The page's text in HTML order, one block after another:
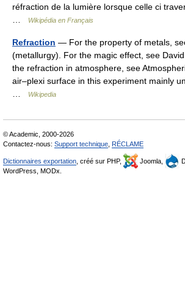
réfraction de la lumière lorsque celle ci
…
Wikipédia en Français
Refraction — For the property of metals,
(metallurgy). For the magic effect, see
the refraction in atmosphere, see
air–plexi surface in this experiment mainly
…
Wikipedia
© Academic, 2000-2026
Contactez-nous: Support technique RÉCLAME
Dictionnaires exportation , créé sur PHP, Joomla,
WordPress, MODx.